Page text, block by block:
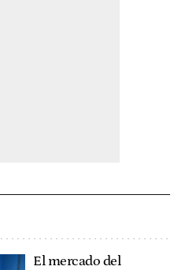
El mercado del